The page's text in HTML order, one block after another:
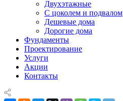
Двухэтажные
С цоколем и подвалом
Дешевые дома
Дорогие дома
Фундаменты
Проектирование
Услуги
Акции
Контакты